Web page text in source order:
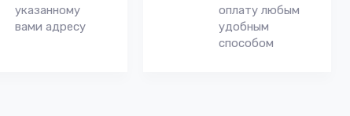
указанному
вами адресу
оплату любым
удобным
способом